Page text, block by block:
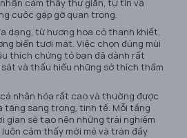
cảm thấy thư giãn, tự tin và
cuộc gặp gỡ quan trọng.
dạng, từ hương hoa cỏ thanh khiết,
biển tươi mát. Việc chọn đúng mùi
thích chứng tỏ bạn đã dành rất
và thấu hiểu những sở thích thầm
nhân hóa rất cao và thường được
tặng sang trọng, tinh tế. Mỗi tầng
gian sẽ tạo nên những trải nghiệm
cảm thấy mới mẻ và tràn đầy